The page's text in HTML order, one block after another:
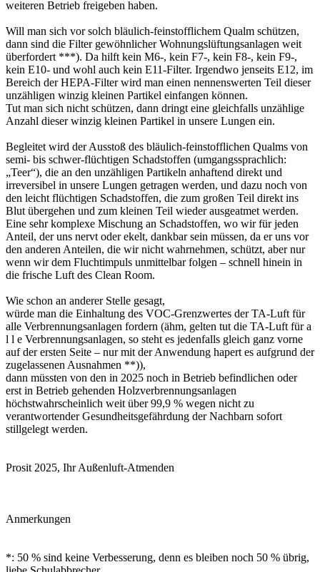
weiteren Betrieb freigeben haben.
Will man sich vor solch bläulich-feinstofflichem Qualm schützen,
dann sind die Filter gewöhnlicher Wohnungslüftungsanlagen weit
überfordert ***). Da hilft kein M6-, kein F7-, kein F8-, kein F9-,
kein E10- und wohl auch kein E11-Filter. Irgendwo jenseits E12, im
Bereich der HEPA-Filter wird man einen nennenswerten Teil dieser
unzähligen winzig kleinen Partikel einfangen können.
Tut man sich nicht schützen, dann dringt eine gleichfalls unzählige
Anzahl dieser winzig kleinen Partikel in unsere Lungen ein.
Begleitet wird der Ausstoß des bläulich-feinstofflichen Qualms von
semi- bis schwer-flüchtigen Schadstoffen (umgangssprachlich:
„Teer“), die an den unzähligen Partikeln anhaftend direkt und
irreversibel in unsere Lungen getragen werden, und dazu noch von
den leicht flüchtigen Schadstoffen, die zum großen Teil direkt ins
Blut übergehen und zum kleinen Teil wieder ausgeatmet werden.
Eine sehr komplexe Mischung an Schadstoffen, wo wir für jeden
Anteil, der uns nervt oder ekelt, dankbar sein müssen, da er uns vor
den anderen Anteilen, die wir nicht wahrnehmen, schützt, aber nur
wenn wir dem Fluchtimpuls unmittelbar folgen – schnell hinein in
die frische Luft des Clean Room.
Wie schon an anderer Stelle gesagt,
würde man die Einhaltung des VOC-Grenzwertes der TA-Luft für
alle Verbrennungsanlagen fordern (ähm, gelten tut die TA-Luft für a
l l e Verbrennungsanlagen, so steht es jedenfalls gleich ganz vorne
auf der ersten Seite – nur mit der Anwendung hapert es aufgrund der
zugelassenen Ausnahmen **)),
dann müssten von den in 2025 noch in Betrieb befindlichen oder
erst in Betrieb gehenden Holzverbrennungsanlagen
höchstwahrscheinlich weit über 99,9 % wegen nicht zu
verantwortender Gesundheitsgefährdung der Nachbarn sofort
stillgelegt werden.
Prosit 2025, Ihr Außenluft-Atmenden
Anmerkungen
*: 50 % sind keine Verbesserung, denn es bleiben noch 50 % übrig,